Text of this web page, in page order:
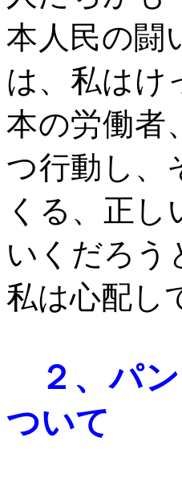
本人民の闘
は、私はけ
本の労働者
つ行動し、
くる、正
いくだろう
私は心配し
２、パ
ついて